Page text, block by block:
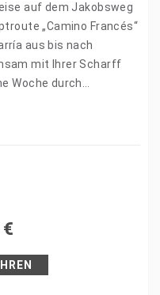
auf dem Jakobsweg
„Camino Francés“
aus bis nach
mit Ihrer Scharff
Woche durch
€